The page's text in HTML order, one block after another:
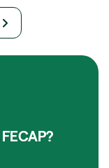
FECAP?